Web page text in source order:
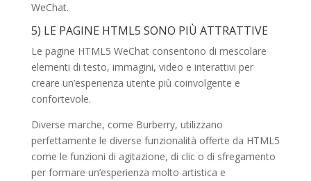
WeChat.
5) LE PAGINE HTML5 SONO PIÙ ATTRATTIVE
Le pagine HTML5 WeChat consentono di mescolare
elementi di testo, immagini, video e interattivi per
creare un’esperienza utente più coinvolgente e
confortevole.
Diverse marche, come Burberry, utilizzano
perfettamente le diverse funzionalità offerte da HTML5
come le funzioni di agitazione, di clic o di sfregamento
per formare un’esperienza molto artistica e